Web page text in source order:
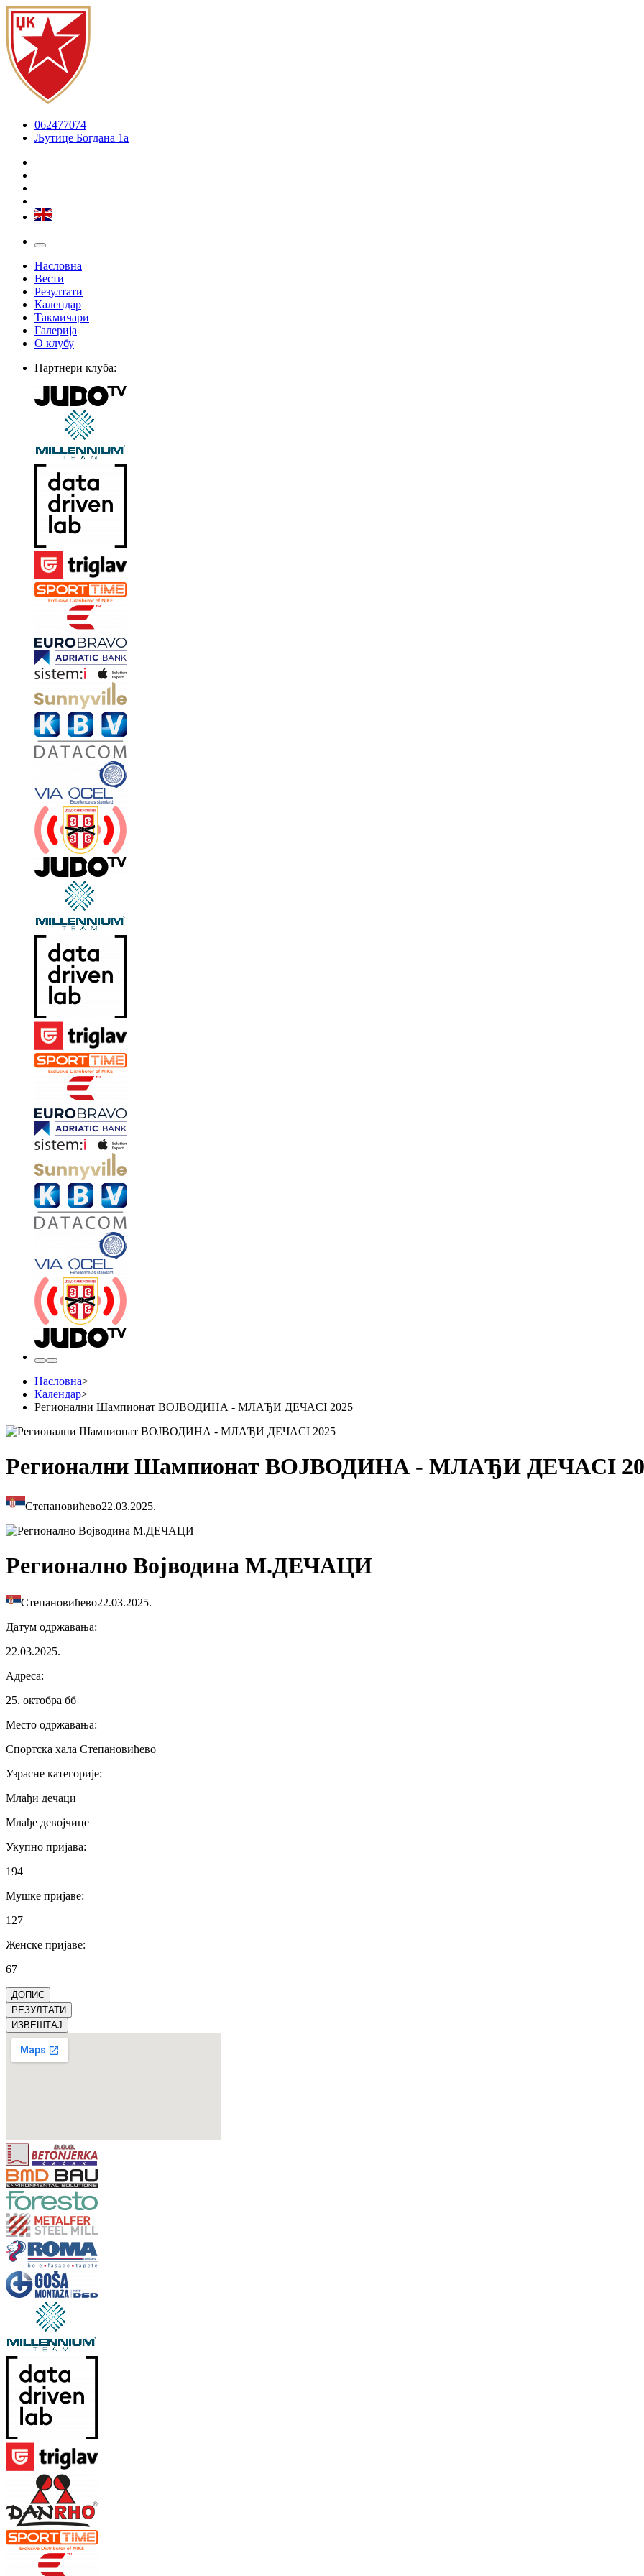
062477074
Љутице Богдана 1а
Насловна
Вести
Резултати
Календар
Такмичари
Галерија
О клубу
Партнери клуба:
Насловна>
Календар>
Регионални Шампионат ВОЈВОДИНА - МЛАЂИ ДЕЧАCI 2025
Регионални Шампионат ВОЈВОДИНА - МЛАЂИ ДЕЧАCI
Степановићево22.03.2025.
Регионално Војводина М.ДЕЧАЦИ
Степановићево22.03.2025.
Датум одржавања:
22.03.2025.
Адреса:
25. октобра бб
Место одржавања:
Спортска хала Степановићево
Узрасне категорије:
Млађи дечаци
Млађе девојчице
Укупно пријава:
194
Мушке пријаве:
127
Женске пријаве:
67
ДОПИС
РЕЗУЛТАТИ
ИЗВЕШТАЈ